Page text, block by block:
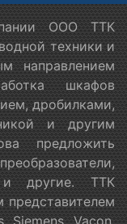
ООО ТТК
техники и
направлением
шкафов
дробилками,
и другим
предложить
и другие. ТТК